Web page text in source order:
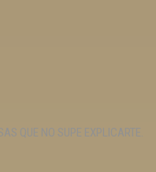
QUE NO SUPE EXPLICARTE.